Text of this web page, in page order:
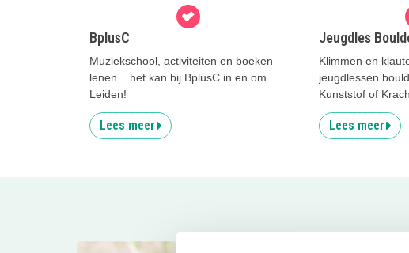
BplusC
Muziekschool, activiteiten en boeken
lenen... het kan bij BplusC in en om
Leiden!
Lees meer
Jeugdles
Klimmen en
jeugdlessen
Kunststof of
Lees meer